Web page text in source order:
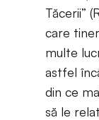
Tăcerii”
care
multe
astfel
din ce
să le